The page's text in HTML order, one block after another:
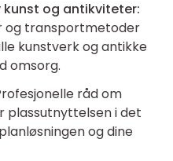
og antikviteter:
og transportmetoder
kunstverk og antikke
omsorg.
råd om
plassutnyttelsen i det
og dine